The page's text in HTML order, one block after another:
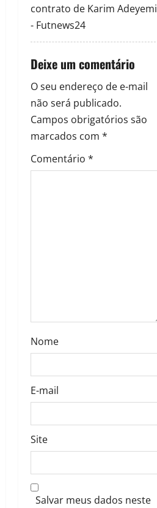
contrato de Karim Adeyemi
- Futnews24
Deixe um comentário
O seu endereço de e-mail
não será publicado.
Campos obrigatórios são
marcados com *
Comentário *
Nome
E-mail
Site
Salvar meus dados neste